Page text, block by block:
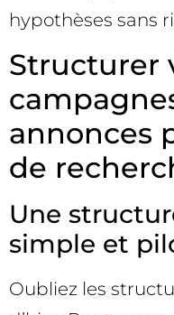
hypothèses sans
Structurer
annonces
de
Une
simple et
Oubliez les